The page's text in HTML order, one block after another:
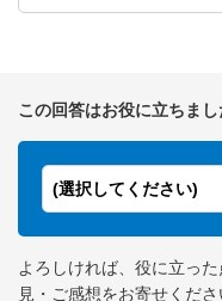
この回答はお役に立ちまし
(選択してください)
よろしければ、役に立っ
見・ご感想をお寄せくださ